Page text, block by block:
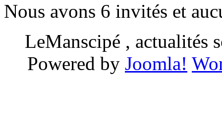
Nous avons 6 invités et
LeManscipé , actualités
Powered by Joomla!